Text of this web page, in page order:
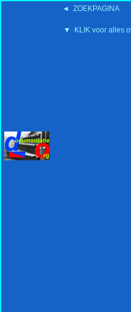
◄ ZOEKPAGINA
▼ KLIK voor alles
'15:19 19-2-2008